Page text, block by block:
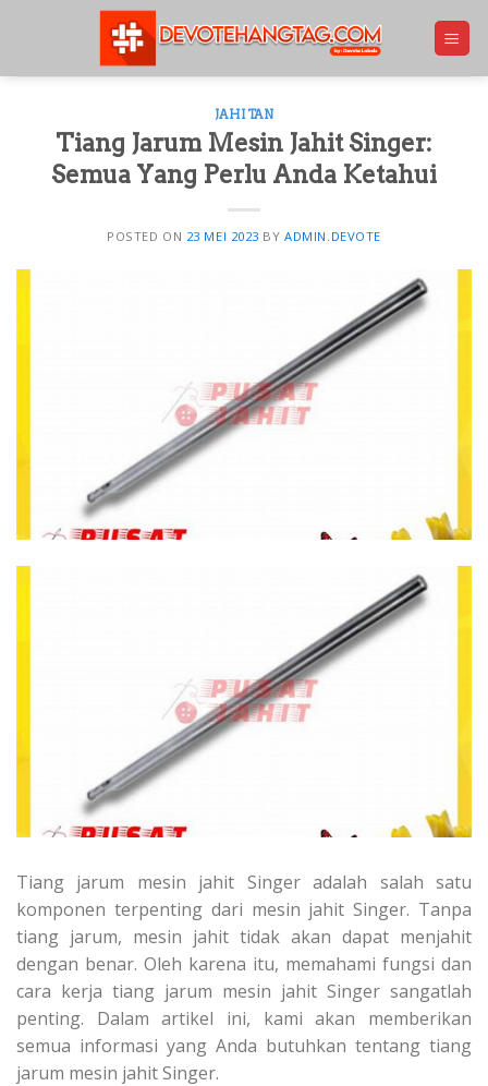
JAHITAN
Tiang Jarum Mesin Jahit Singer:
Semua Yang Perlu Anda Ketahui
POSTED ON 23 MEI 2023 BYADMIN.DEVOTE
Tiang jarum mesin jahit Singer adalah salah satu
komponen terpenting dari mesin jahit Singer. Tanpa
tiang jarum, mesin jahit tidak akan dapat menjahit
dengan benar. Oleh karena itu, memahami fungsi dan
cara kerja tiang jarum mesin jahit Singer sangatlah
penting. Dalam artikel ini, kami akan memberikan
semua informasi yang Anda butuhkan tentang tiang
jarum mesin jahit Singer.